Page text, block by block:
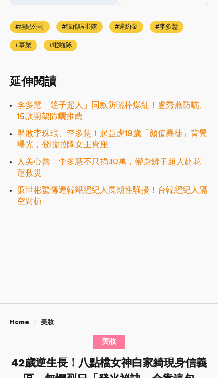
經紀公司 韓籍啦啦隊 違約金 李多慧
事業 啦啦隊
延伸閱讀
李多慧「鏟子超人」同款防曬棒爆紅！盧秀燕防曬、
15款開架防曬推薦
擊敗李珠珢、李多慧！起亞虎19歲「顏值暴徒」背景
曝光，登啦啦隊女王寶座
人美心善！李多慧不只捐30萬，變身鏟子超人赴花
蓮救災
廉世彬驚傳遭韓籍經紀人長期性騷擾！台韓經紀人隔
空對槓
Home 美妝
美妝
42歲逆生長！八點檔女神白家綺現身信義